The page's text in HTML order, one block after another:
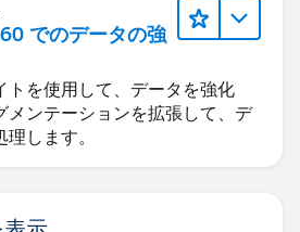
でのデータの強
トを使用して、データを強化
メンテーションを拡張して、デ
します。